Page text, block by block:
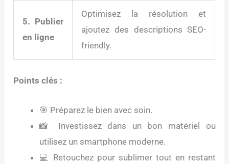
5. Publier
en ligne
Optimisez la résolution et
ajoutez des descriptions SEO-
friendly.
Points clés :
🎯 Préparez le bien avec soin.
📸 Investissez dans un bon matériel ou
utilisez un smartphone moderne.
💻 Retouchez pour sublimer tout en restant